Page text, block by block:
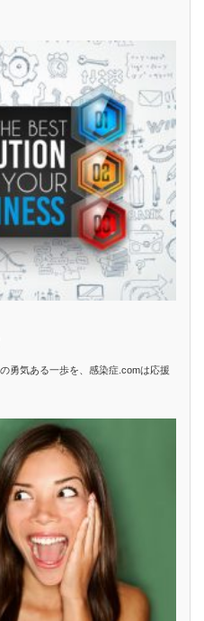
勇気ある一歩を、感染症.comは応援